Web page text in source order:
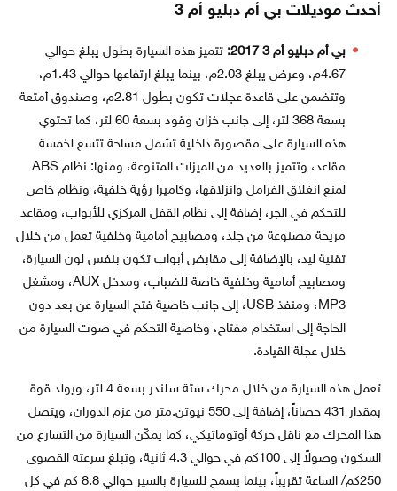
أحدث موديلات بي أم دبليو أم 3
بي أم دبليو أم 3 2017:
تتميز هذه السيارة بطول يبلغ حوالي
4.67م، وعرض يبلغ 2.03م، بينما يبلغ ارتفاعها حوالي 1.43م،
وتتضمن على قاعدة عجلات تكون بطول 2.81م، وصندوق أمتعة
بسعة 368 لتر، إلى جانب خزان وقود بسعة 60 لتر، كما تحتوي
هذه السيارة على مقصورة داخلية تشمل مساحة تتسع لخمسة
مقاعد، وتتميز بالعديد من الميزات المتنوعة، ومنها: نظام ABS
لمنع انغلاق الفرامل وانزلاقها، وكاميرا رؤية خلفية، ونظام خاص
للتحكم في الجر، إضافة إلى نظام القفل المركزي للأبواب، ومقاعد
مريحة مصنوعة من جلد، ومصابيح أمامية وخلفية تعمل من خلال
تقنية ليد، بالإضافة إلى مقابض أبواب تكون بنفس لون السيارة،
ومصابيح أمامية وخلفية خاصة للضباب، ومدخل AUX، ومشغل
MP3، ومنفذ USB، إلى جانب خاصية فتح السيارة عن بعد دون
الحاجة إلى استخدام مفتاح، وخاصية التحكم في صوت السيارة من
خلال عجلة القيادة.
تعمل هذه السيارة من خلال محرك ستة سلندر بسعة 4 لتر، ويولد قوة
بمقدار 431 حصاناً، إضافة إلى 550 نيوتن.متر من عزم الدوران، ويتصل
هذا المحرك مع ناقل حركة أوتوماتيكي، كما يمكّن السيارة من التسارع من
السكون وصولاً إلى 100كم في حوالي 4.3 ثانية، وتبلغ سرعته القصوى
250كم/ الساعة تقريباً، بينما يسمح للسيارة بالسير حوالي 8.8 كم في كل